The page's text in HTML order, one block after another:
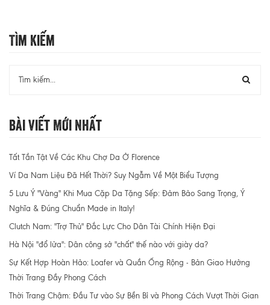
Tìm Kiếm
Bài Viết Mới Nhất
Tất Tần Tật Về Các Khu Chợ Da Ở Florence
Ví Da Nam Liệu Đã Hết Thời? Suy Ngẫm Về Một Biểu Tượng
5 Lưu Ý "Vàng" Khi Mua Cặp Da Tặng Sếp: Đảm Bảo Sang Trọng, Ý
Nghĩa & Đúng Chuẩn Made in Italy!
Clutch Nam: "Trợ Thủ" Đắc Lực Cho Dân Tài Chính Hiện Đại
Hà Nội "đổ lửa": Dân công sở "chất" thế nào với giày da?
Sự Kết Hợp Hoàn Hảo: Loafer và Quần Ống Rộng - Bản Giao Hưởng
Thời Trang Đầy Phong Cách
Thời Trang Chậm: Đầu Tư vào Sự Bền Bỉ và Phong Cách Vượt Thời Gian